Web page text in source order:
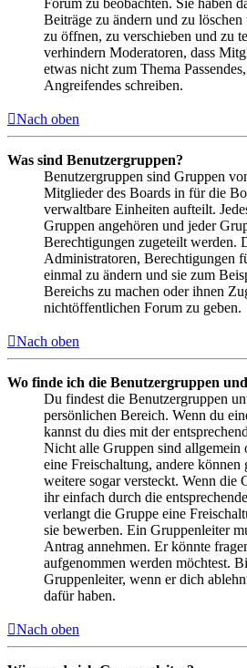
Forum zu beobachten. Sie haben
Beiträge zu ändern und zu
zu öffnen, zu verschieben und zu
verhindern Moderatoren, dass
etwas nicht zum Thema
Angreifendes schreiben.
Nach oben
Was sind Benutzergruppen?
Benutzergruppen sind Gruppen
Mitglieder des Boards in für die
verwaltbare Einheiten aufteilt.
Gruppen angehören und jeder
Berechtigungen zugeteilt werden.
Administratoren, Berechtigungen
einmal zu ändern und sie zum
Bereichs zu machen oder ihnen
nichtöffentlichen Forum zu geben.
Nach oben
Wo finde ich die Benutzergruppen
Du findest die Benutzergruppen
persönlichen Bereich. Wenn du
kannst du dies mit der
Nicht alle Gruppen sind allgemein
eine Freischaltung, andere können
weitere sogar versteckt. Wenn die
ihr einfach durch die
verlangt die Gruppe eine
sie bewerben. Ein Gruppenleiter
Antrag annehmen. Er könnte
aufgenommen werden möchtest.
Gruppenleiter, wenn er dich
dafür haben.
Nach oben